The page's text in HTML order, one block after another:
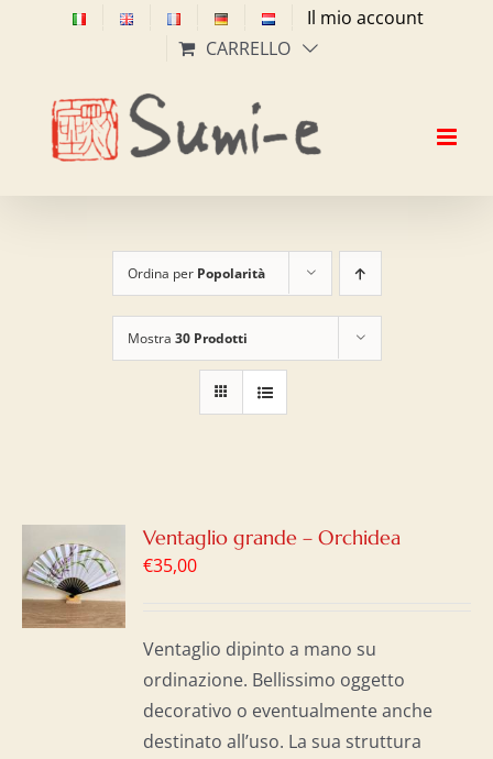
Il mio account
CARRELLO
Ordina per Popolarità
Mostra 30 Prodotti
Ventaglio grande – Orchidea
€35,00
Ventaglio dipinto a mano su
ordinazione. Bellissimo oggetto
decorativo o eventualmente anche
destinato all’uso. La sua struttura